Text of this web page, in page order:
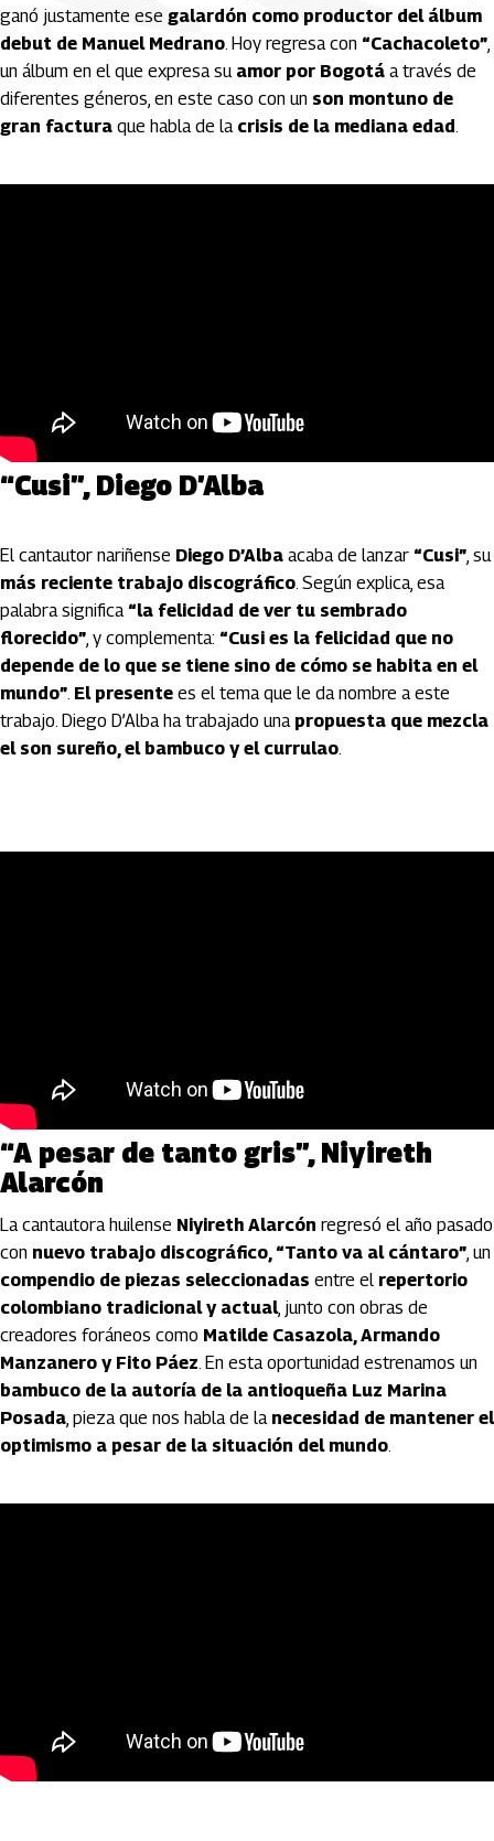
ganó justamente ese galardón como productor del álbum
debut de Manuel Medrano. Hoy regresa con “Cachacoleto”,
un álbum en el que expresa su amor por Bogotá a través de
diferentes géneros, en este caso con un son montuno de
gran factura que habla de la crisis de la mediana edad.
“Cusi”, Diego D’Alba
El cantautor nariñense Diego D’Alba acaba de lanzar “Cusi”, su
más reciente trabajo discográfico. Según explica, esa
palabra significa “la felicidad de ver tu sembrado
florecido”, y complementa: “Cusi es la felicidad que no
depende de lo que se tiene sino de cómo se habita en el
mundo”. El presente es el tema que le da nombre a este
trabajo. Diego D’Alba ha trabajado una propuesta que mezcla
el son sureño, el bambuco y el currulao.
“A pesar de tanto gris”, Niyireth
Alarcón
La cantautora huilense Niyireth Alarcón regresó el año pasado
con nuevo trabajo discográfico, “Tanto va al cántaro”, un
compendio de piezas seleccionadas entre el repertorio
colombiano tradicional y actual, junto con obras de
creadores foráneos como Matilde Casazola, Armando
Manzanero y Fito Páez. En esta oportunidad estrenamos un
bambuco de la autoría de la antioqueña Luz Marina
Posada, pieza que nos habla de la necesidad de mantener el
optimismo a pesar de la situación del mundo.